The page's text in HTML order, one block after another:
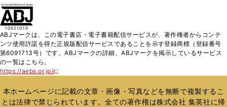
く
ド
ウ
で
ィ
ン
開
く
ABJマークは、この電子書店・電子書籍配信サービスが、著作権者からコンテ
ンツ使用許諾を得た正規版配信サービスであることを示す登録商標（登録番号
第6091713号）です。ABJマークの詳細、ABJマークを掲示しているサービス
の一覧はこちら。
https://aebs.or.jp/
新
い
ウ
ィ
本ホームページに記載の文章・画像・写真などを無断で複製するこ
とは法律で禁じられています。全ての著作権は株式会社 集英社に帰